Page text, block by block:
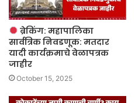
ब्रेकिंग: महापालिका
सार्वत्रिक निवडणूक: मतदार
यादी कार्यक्रमाचे वेळापत्रक
जाहीर
October 15, 2025